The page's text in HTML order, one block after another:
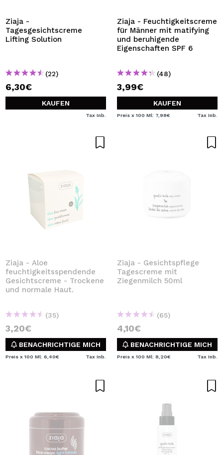
Ziaja -
Tagesgesichtscreme
Lifting Solution
(22)
6,30€
KAUFEN
Tax Inb.
Ziaja - Feuchtigkeitscreme
für Männer mit matifying
und beruhigende
Eigenschaften SPF 6
(48)
3,99€
KAUFEN
Preis x 100 Ml: 7,98€ Tax Inb.
Ziaja - Aloe
feuchtigkeitsspendende
Gesichtscreme - Trockene
und normale Haut.
(35)
3,20€
BENACHRICHTIGE MICH
Preis x 100 Ml: 6,40€ Tax Inb.
Ziaja - Gesichtspflege
Tagescreme mit
Ziegenmilch 50ml
(65)
4,10€
BENACHRICHTIGE MICH
Preis x 100 Ml: 8,20€ Tax Inb.